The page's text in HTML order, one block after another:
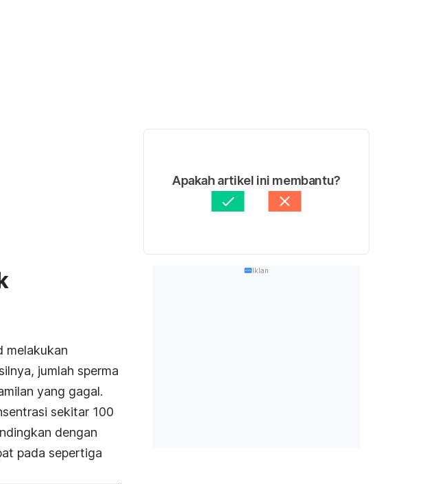
melakukan
jumlah sperma
yang gagal.
sekitar 100
dengan
pada sepertiga
Apakah artikel ini membantu?
Iklan